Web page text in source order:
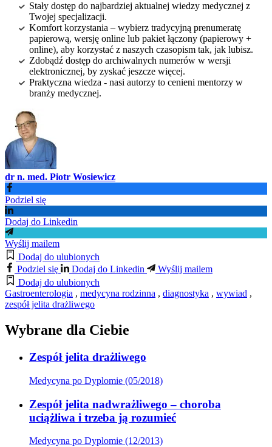
Stały dostęp do najbardziej aktualnej wiedzy medycznej z
Twojej specjalizacji.
Komfort korzystania – wybierz tradycyjną prenumeratę
papierową, wersję online lub pakiet łączony (papierowy +
online), aby korzystać z naszych czasopism tak, jak lubisz.
Zdobądź dostęp do archiwalnych numerów w wersji
elektronicznej, by zyskać jeszcze więcej.
Praktyczna wiedza - nasi autorzy to cenieni mentorzy w
branży medycznej.
dr n. med. Piotr Wosiewicz
Podziel się
Dodaj do Linkedin
Wyślij mailem
Dodaj do ulubionych
Podziel się
Dodaj do Linkedin
Wyślij mailem
Dodaj do ulubionych
Gastroenterologia , medycyna rodzinna , diagnostyka , wywiad ,
zespół jelita drażliwego
Wybrane dla Ciebie
Zespół jelita drażliwego
Medycyna po Dyplomie (05/2018)
Zespół jelita nadwrażliwego – choroba
uciążliwa i trzeba ją rozumieć
Medycyna po Dyplomie (12/2013)